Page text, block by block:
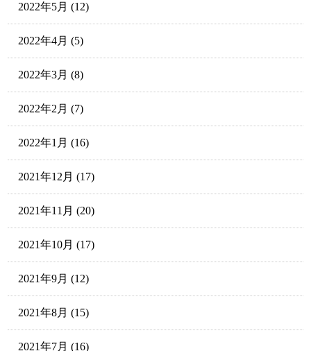
2022年5月 (12)
2022年4月 (5)
2022年3月 (8)
2022年2月 (7)
2022年1月 (16)
2021年12月 (17)
2021年11月 (20)
2021年10月 (17)
2021年9月 (12)
2021年8月 (15)
2021年7月 (16)